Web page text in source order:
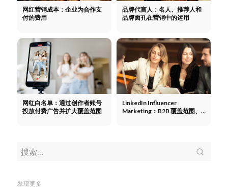
网红营销成本：企业为合作支
付的费用
品牌代言人：名人、推荐人和
品牌面孔在营销中的运用
网红白名单：通过创作者账号
投放付费广告并扩大覆盖范围
LinkedIn Influencer
Marketing：B2B 覆盖范围、
发现更多
网红植入营销：在内容中植入产
生成用户生成内容（UGC）并扩